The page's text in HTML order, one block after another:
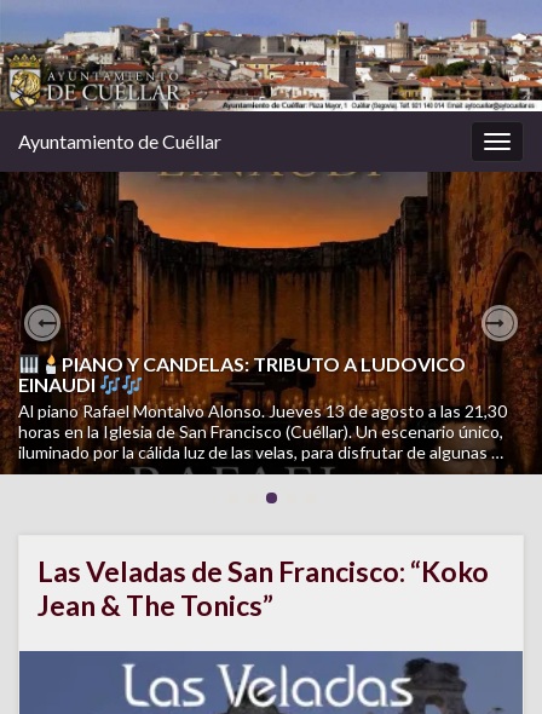
la
Ayuntamiento de Cuéllar
PIANO Y CANDELAS: TRIBUTO A LUDOVICO
EINAUDI
Al piano Rafael Montalvo Alonso. Jueves 13 de agosto a las 21,30
horas en la Iglesia de San Francisco (Cuéllar). Un escenario único,
iluminado por la cálida luz de las velas, para disfrutar de algunas …
CAMPAÑA INFORMATIVA CUÉLLAR CUIDA: PERROS
CUIDADOS. CALLES LIMPIAS
Una campaña de SOS Animales Cuéllar para facilitar la tenencia
responsable, mejorar la convivencia y cuidar el municipio. Porque
cuidar a tu perro también es cuidar Cuéllar. Consulta la campaña
completa en el siguiente documento …
Previous
Las Veladas de San Francisco: “Koko
Jean & The Tonics”